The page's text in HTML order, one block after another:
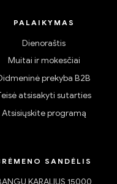
PALAIKYMAS
Dienoraštis
Muitai ir mokesčiai
prekyba B2B
atsisakyti sutarties
Atsisiųskite programą
SANDĖLIS
KARALIUS 15000